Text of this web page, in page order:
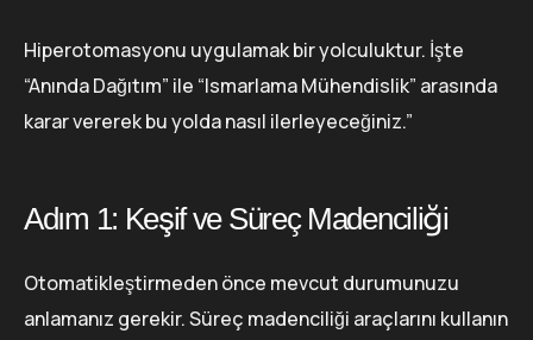
Hiperotomasyonu uygulamak bir yolculuktur. İşte
“Anında Dağıtım” ile “Ismarlama Mühendislik” arasında
karar vererek bu yolda nasıl ilerleyeceğiniz.”
Adım 1: Keşif ve Süreç Madenciliği
Otomatikleştirmeden önce mevcut durumunuzu
anlamanız gerekir. Süreç madenciliği araçlarını kullanın